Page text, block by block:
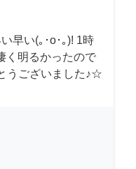
早い(｡･о･｡)! 1時
く明るかったので
うございました♪☆